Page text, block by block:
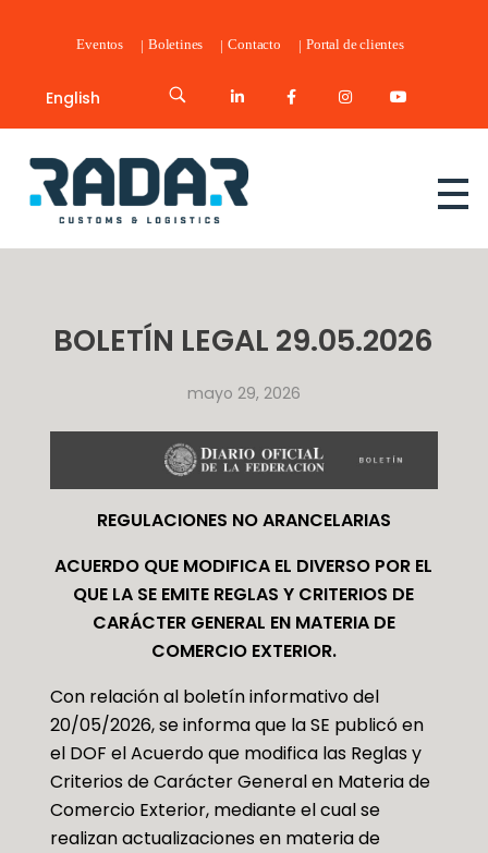
Eventos Boletines Contacto Portal de clientes
English
Radar Customs & Logistics
BOLETÍN LEGAL 29.05.2026
mayo 29, 2026
REGULACIONES NO ARANCELARIAS
ACUERDO QUE MODIFICA EL DIVERSO POR EL
QUE LA SE EMITE REGLAS Y CRITERIOS DE
CARÁCTER GENERAL EN MATERIA DE
COMERCIO EXTERIOR.
Con relación al boletín informativo del
20/05/2026, se informa que la SE publicó en
el DOF el Acuerdo que modifica las Reglas y
Criterios de Carácter General en Materia de
Comercio Exterior, mediante el cual se
realizan actualizaciones en materia de